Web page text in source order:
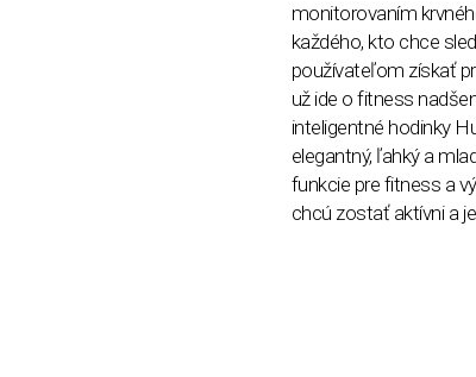
monitorovaním krvné
každého, kto chce
používateľom získať
už ide o fitness nad
inteligentné hodinky
elegantný, ľahký a
funkcie pre fitness a
chcú zostať aktívni a